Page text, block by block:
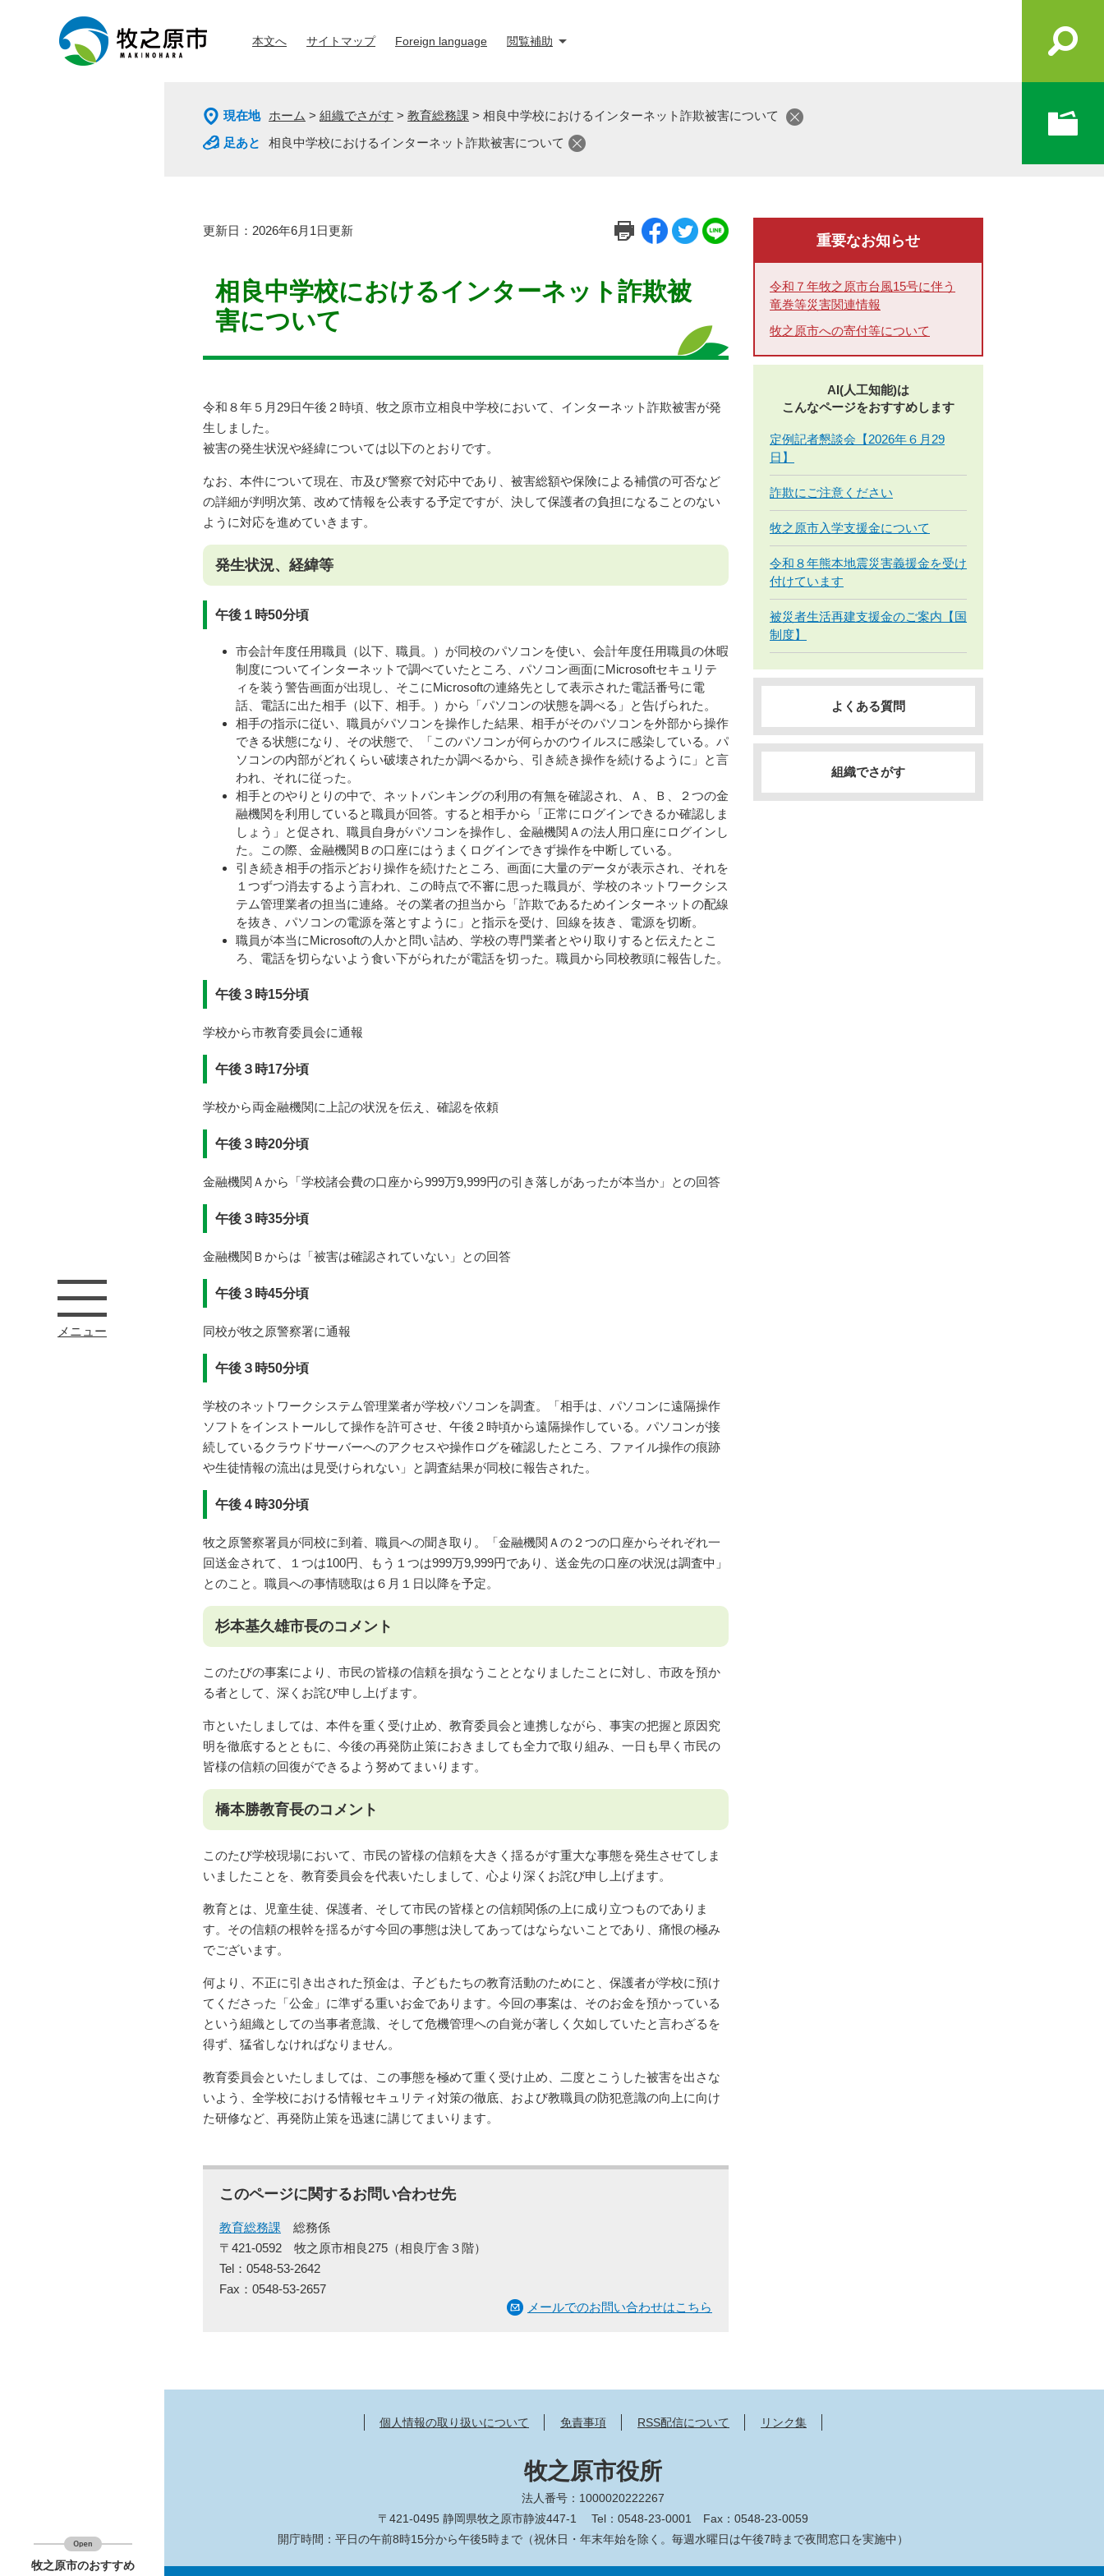
ー
ジ
の
ニ
ュ
ー
本文へ サイトマップ Foreign language 閲覧補助
メニュー
現在地 ホーム > 組織でさがす > 教育総務課 > 相良中学校におけるインターネット詐欺被害について
相良中学校におけるインターネット詐欺被害について
本
更新日：2026年6月1日更新
相良中学校におけるインターネット詐欺被
害について
令和８年５月29日午後２時頃、牧之原市立相良中学校において、インターネット詐欺被害が発
生しました。
被害の発生状況や経緯については以下のとおりです。
なお、本件について現在、市及び警察で対応中であり、被害総額や保険による補償の可否など
の詳細が判明次第、改めて情報を公表する予定ですが、決して保護者の負担になることのない
ように対応を進めていきます。
発生状況、経緯等
午後１時50分頃
市会計年度任用職員（以下、職員。）が同校のパソコンを使い、会計年度任用職員の休暇
制度についてインターネットで調べていたところ、パソコン画面にMicrosoftセキュリテ
ィを装う警告画面が出現し、そこにMicrosoftの連絡先として表示された電話番号に電
話、電話に出た相手（以下、相手。）から「パソコンの状態を調べる」と告げられた。
相手の指示に従い、職員がパソコンを操作した結果、相手がそのパソコンを外部から操作
できる状態になり、その状態で、「このパソコンが何らかのウイルスに感染している。パ
ソコンの内部がどれくらい破壊されたか調べるから、引き続き操作を続けるように」と言
われ、それに従った。
相手とのやりとりの中で、ネットバンキングの利用の有無を確認され、Ａ、Ｂ、２つの金
融機関を利用していると職員が回答。すると相手から「正常にログインできるか確認しま
しょう」と促され、職員自身がパソコンを操作し、金融機関Ａの法人用口座にログインし
た。この際、金融機関Ｂの口座にはうまくログインできず操作を中断している。
引き続き相手の指示どおり操作を続けたところ、画面に大量のデータが表示され、それを
１つずつ消去するよう言われ、この時点で不審に思った職員が、学校のネットワークシス
テム管理業者の担当に連絡。その業者の担当から「詐欺であるためインターネットの配線
を抜き、パソコンの電源を落とすように」と指示を受け、回線を抜き、電源を切断。
職員が本当にMicrosoftの人かと問い詰め、学校の専門業者とやり取りすると伝えたとこ
ろ、電話を切らないよう食い下がられたが電話を切った。職員から同校教頭に報告した。
午後３時15分頃
学校から市教育委員会に通報
午後３時17分頃
学校から両金融機関に上記の状況を伝え、確認を依頼
午後３時20分頃
金融機関Ａから「学校諸会費の口座から999万9,999円の引き落しがあったが本当か」との回答
午後３時35分頃
金融機関Ｂからは「被害は確認されていない」との回答
午後３時45分頃
同校が牧之原警察署に通報
午後３時50分頃
学校のネットワークシステム管理業者が学校パソコンを調査。「相手は、パソコンに遠隔操作
ソフトをインストールして操作を許可させ、午後２時頃から遠隔操作している。パソコンが接
続しているクラウドサーバーへのアクセスや操作ログを確認したところ、ファイル操作の痕跡
や生徒情報の流出は見受けられない」と調査結果が同校に報告された。
午後４時30分頃
牧之原警察署員が同校に到着、職員への聞き取り。「金融機関Ａの２つの口座からそれぞれ一
回送金されて、１つは100円、もう１つは999万9,999円であり、送金先の口座の状況は調査中」
とのこと。職員への事情聴取は６月１日以降を予定。
杉本基久雄市長のコメント
このたびの事案により、市民の皆様の信頼を損なうこととなりましたことに対し、市政を預か
る者として、深くお詫び申し上げます。
市といたしましては、本件を重く受け止め、教育委員会と連携しながら、事実の把握と原因究
明を徹底するとともに、今後の再発防止策におきましても全力で取り組み、一日も早く市民の
皆様の信頼の回復ができるよう努めてまいります。
橋本勝教育長のコメント
このたび学校現場において、市民の皆様の信頼を大きく揺るがす重大な事態を発生させてしま
いましたことを、教育委員会を代表いたしまして、心より深くお詫び申し上げます。
教育とは、児童生徒、保護者、そして市民の皆様との信頼関係の上に成り立つものでありま
す。その信頼の根幹を揺るがす今回の事態は決してあってはならないことであり、痛恨の極み
でございます。
何より、不正に引き出された預金は、子どもたちの教育活動のためにと、保護者が学校に預け
てくださった「公金」に準ずる重いお金であります。今回の事案は、そのお金を預かっている
という組織としての当事者意識、そして危機管理への自覚が著しく欠如していたと言わざるを
得ず、猛省しなければなりません。
教育委員会といたしましては、この事態を極めて重く受け止め、二度とこうした被害を出さな
いよう、全学校における情報セキュリティ対策の徹底、および教職員の防犯意識の向上に向け
た研修など、再発防止策を迅速に講じてまいります。
このページに関するお問い合わせ先
教育総務課
総務係
〒421-0592
牧之原市相良275（相良庁舎３階）
Tel：0548-53-2642
Fax：0548-53-2657
メールでのお問い合わせはこちら
重要なお知らせ
令和７年牧之原市台風15号に伴う
竜巻等災害関連情報
牧之原市への寄付等について
AI(人工知能)は
こんなページをおすすめします
定例記者懇談会【2026年６月29
日】
詐欺にご注意ください
牧之原市入学支援金について
令和８年熊本地震災害義援金を受け
付けています
被災者生活再建支援金のご案内【国
制度】
よくある質問
組織でさがす
個人情報の取り扱いについて 免責事項 RSS配信について リンク集
牧之原市役所
法人番号：1000020222267
〒421-0495 静岡県牧之原市静波447-1
Tel：0548-23-0001
Fax：0548-23-0059
開庁時間：平日の午前8時15分から午後5時まで（祝休日・年末年始を除く。毎週水曜日は午後7時まで夜間窓口を実施中）
牧之原市のおすすめ